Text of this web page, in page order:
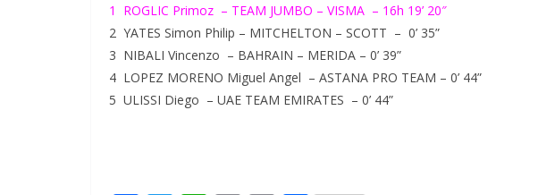
1 ROGLIC Primoz – TEAM JUMBO – VISMA – 16h 19’ 20″
2 YATES Simon Philip – MITCHELTON – SCOTT – 0’ 35”
3 NIBALI Vincenzo – BAHRAIN – MERIDA – 0’ 39”
4 LOPEZ MORENO Miguel Angel – ASTANA PRO TEAM – 0’ 44”
5 ULISSI Diego – UAE TEAM EMIRATES – 0’ 44”